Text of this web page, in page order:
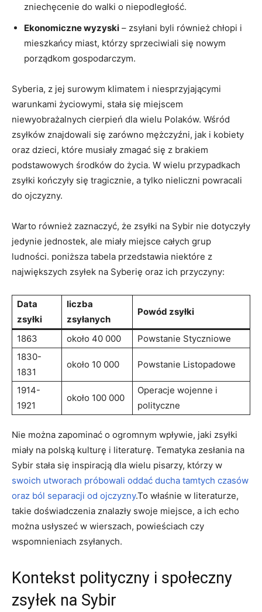
zniechęcenie do walki o niepodległość.
Ekonomiczne wyzyski – zsyłani byli również chłopi i
mieszkańcy miast, którzy sprzeciwiali się nowym
porządkom gospodarczym.
Syberia, z jej surowym klimatem i niesprzyjającymi
warunkami życiowymi,⁣ stała się miejscem
niewyobrażalnych cierpień ​dla wielu Polaków. Wśród
zsyłków znajdowali się zarówno⁢ mężczyźni, jak i⁤ kobiety
oraz dzieci, ​które musiały zmagać⁢ się z​ brakiem
‌podstawowych środków do życia. W wielu przypadkach
zsyłki kończyły się tragicznie, ⁣a⁣ tylko nieliczni powracali
do ojczyzny.
Warto również​ zaznaczyć, że ⁢zsyłki na Sybir nie dotyczyły⁣
jedynie jednostek, ale miały ⁣miejsce⁣ całych ​grup
ludności. poniższa tabela przedstawia ⁣niektóre z
największych zsyłek na Syberię oraz ⁢ich przyczyny:
Data
zsyłki
liczba
zsyłanych
Powód zsyłki
1863 około 40 000
Powstanie Styczniowe
1830-
1831
około 10‌ 000 Powstanie Listopadowe
1914-
1921
około 100 000
Operacje wojenne i
polityczne
Nie można zapominać o ogromnym wpływie, jaki⁢ zsyłki
miały na polską ⁤kulturę i literaturę. Tematyka zesłania na
Sybir stała się ​inspiracją ⁣dla wielu pisarzy, którzy w
swoich utworach próbowali oddać ducha tamtych ⁣czasów
oraz‌ ból‍ separacji‍ od ojczyzny.To właśnie w literaturze,
takie doświadczenia znalazły swoje miejsce, a‌ ich ⁤echo
można usłyszeć w wierszach, powieściach czy
wspomnieniach zsyłanych.
Kontekst polityczny i społeczny
zsyłek na Sybir